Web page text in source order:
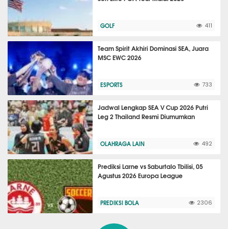
GOLF 411
Team Spirit Akhiri Dominasi SEA, Juara
MSC EWC 2026
ESPORTS 733
Jadwal Lengkap SEA V Cup 2026 Putri
Leg 2 Thailand Resmi Diumumkan
OLAHRAGA LAIN 492
Prediksi Larne vs Saburtalo Tbilisi, 05
Agustus 2026 Europa League
PREDIKSI BOLA 2306